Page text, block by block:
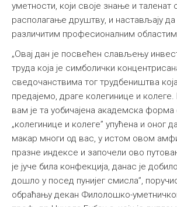
уметности, који своје знање и таленат
располагање друштву, и настављају да
различитим професионалним
„Овај дан је посвећен слављењу
труда која је симболички
сведочанствима тог трудбеништва
предајемо, драге колегинице и колеге.
вам је та уобичајена академска
„колегинице и колеге” упућена и оног
макар многи од вас, у истом овом
празне индексе и започели ово
је јуче била конфекција, данас је
дошло у посед пунијег смисла”,
обраћању декан Филолошко-